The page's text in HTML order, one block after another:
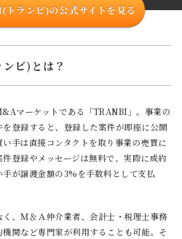
ランビ)の公式サイトを見る
ビ)とは？
マーケットである「TRANBI」。事業の
登録すると、登録した案件が即座に公開
手は直接コンタクトを取り事業の売買に
登録やメッセージは無料で、実際に成約
手が譲渡金額の3%を手数料として支払
、Ｍ＆Ａ仲介業者、会計士・税理士事務
関など専門家が利用することも可能。そ